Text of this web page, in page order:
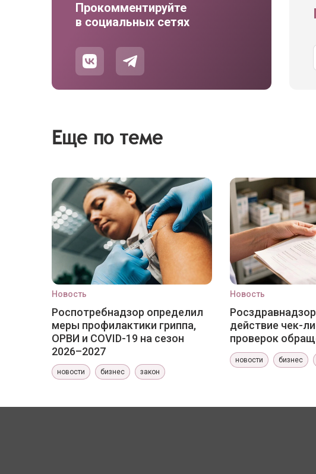
Прокомментируйте
в социальных сетях
Еще по теме
Новость
Роспотребнадзор определил
меры профилактики гриппа,
ОРВИ и COVID-19 на сезон
2026–2027
новости бизнес закон
Новость
действие чек-
проверок
новости бизнес